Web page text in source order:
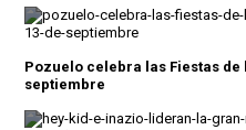
Pozuelo celebra las Fiestas de
septiembre